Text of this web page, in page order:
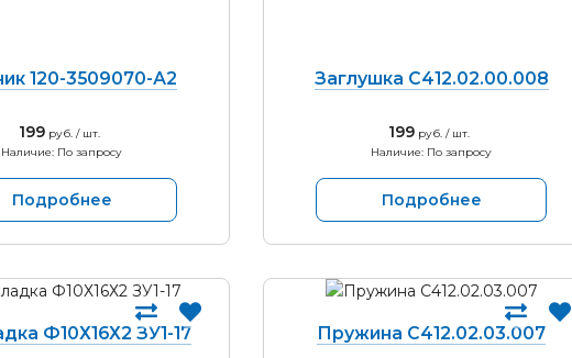
120-3509070-А2
199руб. / шт.
Наличие: По запросу
Подробнее
Заглушка С412.02.00.008
199руб. / шт.
Наличие: По запросу
Подробнее
Ф10Х16Х2 ЗУ1-17 Пружина С412.02.03.007